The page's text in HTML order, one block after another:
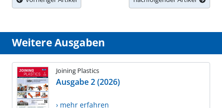
Weitere Ausgaben
Joining Plastics
Ausgabe 2 (2026)
› mehr erfahren